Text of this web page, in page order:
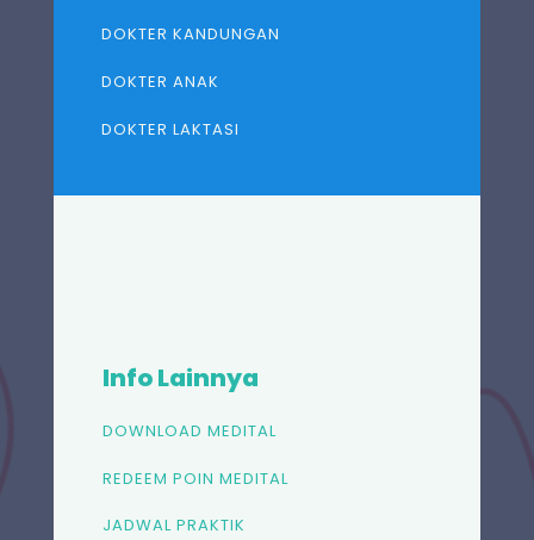
DOKTER KANDUNGAN
DOKTER ANAK
DOKTER LAKTASI
Info Lainnya
DOWNLOAD MEDITAL
REDEEM POIN MEDITAL
JADWAL PRAKTIK